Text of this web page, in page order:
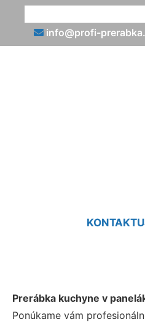
info@profi-
Prerábka kuchyne v
Ponúkame vám